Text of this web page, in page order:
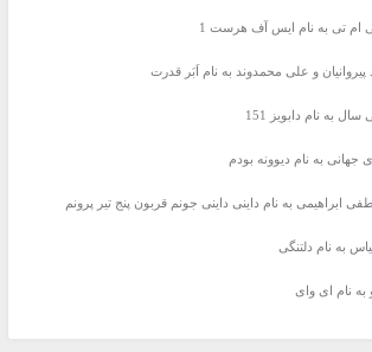
ام تی به نام ایس آف هرست 1
پیروانیان و علی محمدوند به نام اَبَر قدرت
به نام دابویز 151
جهانی به نام دیوونه بودم
ابراهیمی به نام داینی داینی جونم قربون پنج تیر پرونم
به نام دلتنگی
به نام ای وای